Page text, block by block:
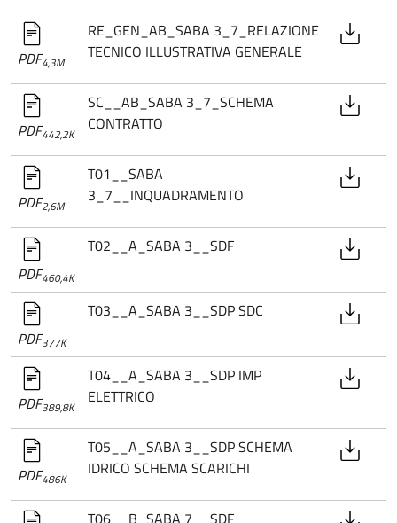
PDF4,3M
RE_GEN_AB_SABA 3_7_RELAZIONE
TECNICO ILLUSTRATIVA GENERALE
PDF442,2K
SC__AB_SABA 3_7_SCHEMA
CONTRATTO
PDF2,6M
T01__SABA
3_7__INQUADRAMENTO
PDF460,4K
T02__A_SABA 3__SDF
PDF377K
T03__A_SABA 3__SDP SDC
PDF389,8K
T04__A_SABA 3__SDP IMP
ELETTRICO
PDF486K
T05__A_SABA 3__SDP SCHEMA
IDRICO SCHEMA SCARICHI
T06__B_SABA 7__SDF